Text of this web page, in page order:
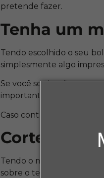
pretende fazer.
Tenha um
Tendo escolhido o seu
simplesmente algo
Se você souber fazer os
importante que os
Caso contrário a peça
Corte
Tendo o molde ideal,
sobre o tecido e marque